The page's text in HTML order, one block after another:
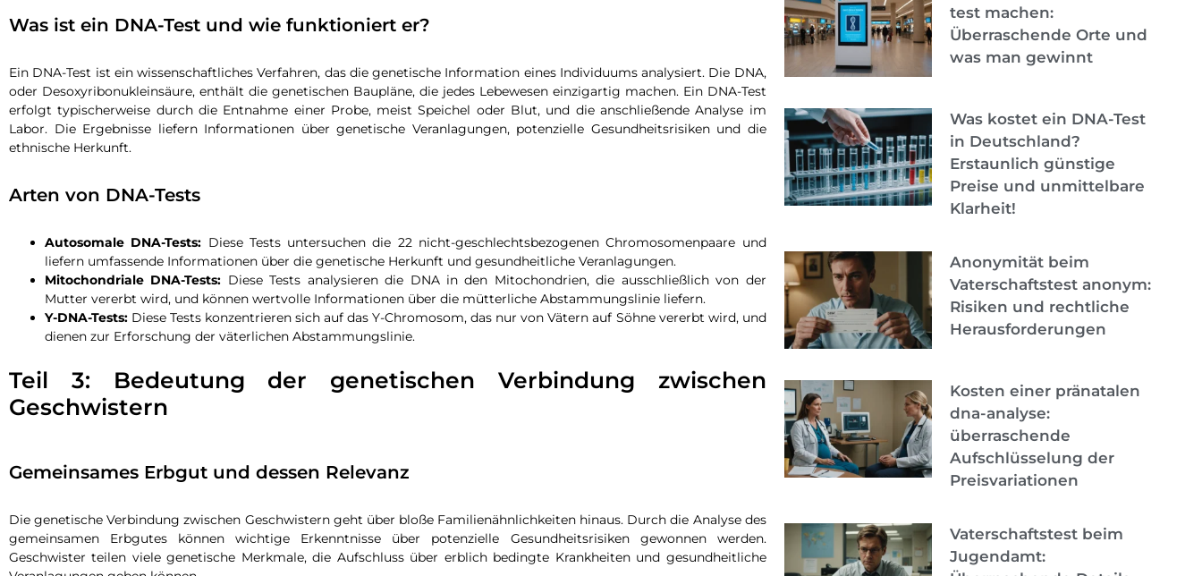
Was ist ein DNA-Test und wie funktioniert er?
Ein DNA-Test ist ein wissenschaftliches Verfahren, das die genetische Information eines Individuums analysiert. Die DNA,
oder Desoxyribonukleinsäure, enthält die genetischen Baupläne, die jedes Lebewesen einzigartig machen. Ein DNA-Test
erfolgt typischerweise durch die Entnahme einer Probe, meist Speichel oder Blut, und die anschließende Analyse im
Labor. Die Ergebnisse liefern Informationen über genetische Veranlagungen, potenzielle Gesundheitsrisiken und die
ethnische Herkunft.
Arten von DNA-Tests
Autosomale DNA-Tests: Diese Tests untersuchen die 22 nicht-geschlechtsbezogenen Chromosomenpaare und
liefern umfassende Informationen über die genetische Herkunft und gesundheitliche Veranlagungen.
Mitochondriale DNA-Tests: Diese Tests analysieren die DNA in den Mitochondrien, die ausschließlich von der
Mutter vererbt wird, und können wertvolle Informationen über die mütterliche Abstammungslinie liefern.
Y-DNA-Tests: Diese Tests konzentrieren sich auf das Y-Chromosom, das nur von Vätern auf Söhne vererbt wird, und
dienen zur Erforschung der väterlichen Abstammungslinie.
Teil 3: Bedeutung der genetischen Verbindung zwischen
Geschwistern
Gemeinsames Erbgut und dessen Relevanz
Die genetische Verbindung zwischen Geschwistern geht über bloße Familienähnlichkeiten hinaus. Durch die Analyse des
gemeinsamen Erbgutes können wichtige Erkenntnisse über potenzielle Gesundheitsrisiken gewonnen werden.
Geschwister teilen viele genetische Merkmale, die Aufschluss über erblich bedingte Krankheiten und gesundheitliche
test machen:
Überraschende Orte und
was man gewinnt
Was kostet ein DNA-Test
in Deutschland?
Erstaunlich günstige
Preise und unmittelbare
Klarheit!
Anonymität beim
Vaterschaftstest anonym:
Risiken und rechtliche
Herausforderungen
Kosten einer pränatalen
dna-analyse:
überraschende
Aufschlüsselung der
Preisvariationen
Vaterschaftstest beim
Jugendamt: